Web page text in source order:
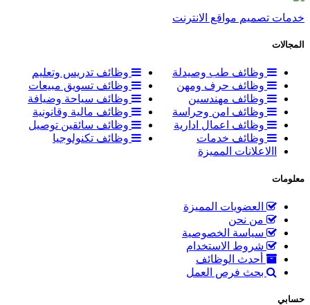
خدمات تصميم مواقع الانترنت
المجالات
وظائف طب وصيدلة
وظائف تدريس وتعليم
وظائف حرف ومهن
وظائف تسويق مبيعات
وظائف مهندسين
وظائف سياحة وضيافة
وظائف امن وحراسة
وظائف مالية وقانونية
وظائف اعمال ادارية
وظائف سائقين توصيل
وظائف خدمات
وظائف تكنولوجيا
االاعلانات المميزة
معلومات
العضويات المميزة
من نحن
سياسة الخصوصية
شروط الاستخدام
أحدث الوظائف
بحث فرص العمل
حسابي